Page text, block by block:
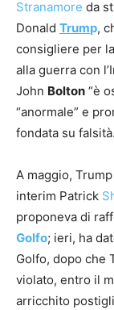
Stranamore da
Donald Trump,
consigliere per
alla guerra con
John Bolton “è
“anormale” e
fondata su falsità.
A maggio,
interim Patrick
proponeva di
Golfo; ieri, ha
Golfo, dopo che
violato, entro il
arricchito